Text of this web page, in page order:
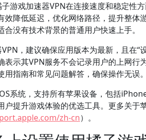
游戏加速器VPN在连接速度和稳定性方
降低延迟，优化网络路径，提升整体
没有技术背景的普通用户快速上手。
，建议确保应用版本为最新，且在“
示其VPN服务不会记录用户的上网行
指南和常见问题解答，确保操作无误。
系统，支持所有苹果设备，包括
提升游戏体验的优选工具。更多关于
zh-cn）。